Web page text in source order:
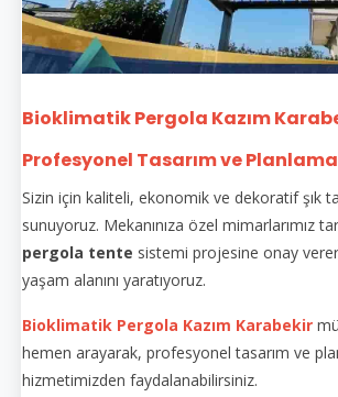
Bioklimatik Pergola Kazım
Profesyonel Tasarım ve
Sizin için kaliteli, ekonomik ve dekoratif şık
sunuyoruz. Mekanınıza özel mimarlarımız
pergola tente sistemi projesine onay
yaşam alanını yaratıyoruz.
Bioklimatik Pergola Kazım Karabekir
hemen arayarak, profesyonel tasarım ve
hizmetimizden faydalanabilirsiniz.